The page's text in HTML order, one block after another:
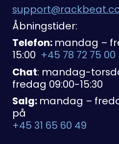
Åbningstider:
Telefon: mandag –
15:00 +45 78 72 75 00
Chat: mandag-
fredag 09:00-15:30
Salg: mandag –
på
+45 31 65 60 49